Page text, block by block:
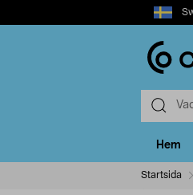
Select
market
Hem
Startsida